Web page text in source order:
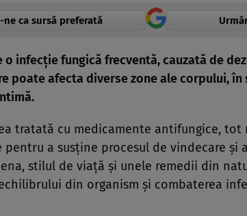
ne ca sursă preferată
o infecție fungică frecventă, cauzată de
poate afecta diverse zone ale corpului,
tratată cu medicamente antifungice,
a susține procesul de vindecare și
stilul de viață și unele remedii din
din organism și combaterea